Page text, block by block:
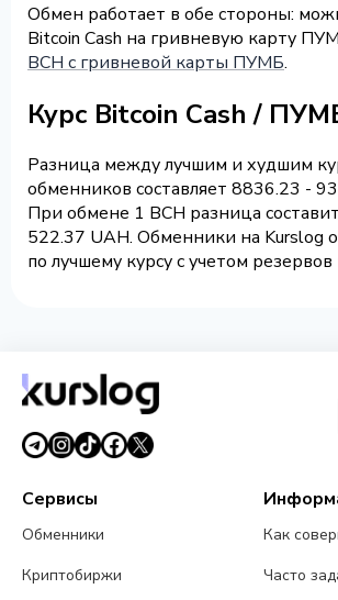
Обмен работает в обе стороны:
Bitcoin Cash на гривневую карту
BCH с гривневой карты ПУМБ.
Курс Bitcoin Cash /
Разница между лучшим и худшим
обменников составляет 8836.23 -
При обмене 1 BCH разница
522.37 UAH. Обменники на Kurslog
по лучшему курсу с учетом
Сервисы
Обменники
Криптобиржи
Как
Часто